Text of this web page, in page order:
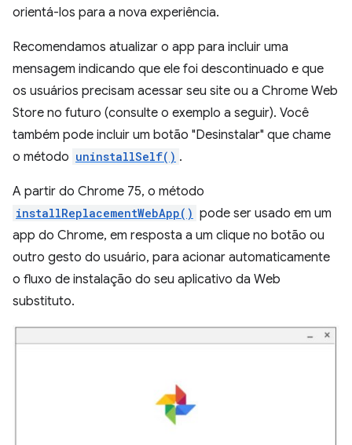
orientá-los para a nova experiência.
Recomendamos atualizar o app para incluir uma
mensagem indicando que ele foi descontinuado e que
os usuários precisam acessar seu site ou a Chrome Web
Store no futuro (consulte o exemplo a seguir). Você
também pode incluir um botão "Desinstalar" que chame
o método uninstallSelf() .
A partir do Chrome 75, o método
installReplacementWebApp() pode ser usado em um
app do Chrome, em resposta a um clique no botão ou
outro gesto do usuário, para acionar automaticamente
o fluxo de instalação do seu aplicativo da Web
substituto.